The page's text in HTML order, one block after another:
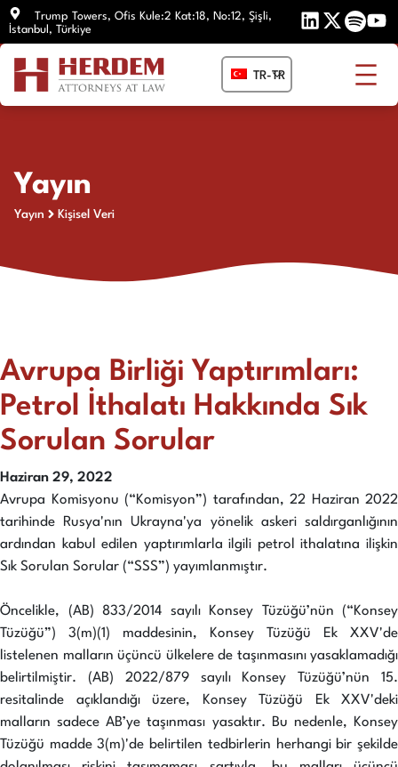
İçeriğe
atla
Trump Towers, Ofis Kule:2 Kat:18, No:12, Şişli,
İstanbul, Türkiye
TR-TR
Yayın
Yayın Kişisel Veri
Avrupa Birliği Yaptırımları:
Petrol İthalatı Hakkında Sık
Sorulan Sorular
Haziran 29, 2022
Avrupa Komisyonu (“Komisyon”) tarafından, 22 Haziran 2022
tarihinde Rusya'nın Ukrayna'ya yönelik askeri saldırganlığının
ardından kabul edilen yaptırımlarla ilgili petrol ithalatına ilişkin
Sık Sorulan Sorular (“SSS”) yayımlanmıştır.
Öncelikle, (AB) 833/2014 sayılı Konsey Tüzüğü’nün (“Konsey
Tüzüğü”) 3(m)(1) maddesinin, Konsey Tüzüğü Ek XXV'de
listelenen malların üçüncü ülkelere de taşınmasını yasaklamadığı
belirtilmiştir. (AB) 2022/879 sayılı Konsey Tüzüğü’nün 15.
resitalinde açıklandığı üzere, Konsey Tüzüğü Ek XXV'deki
malların sadece AB’ye taşınması yasaktır. Bu nedenle, Konsey
Tüzüğü madde 3(m)'de belirtilen tedbirlerin herhangi bir şekilde